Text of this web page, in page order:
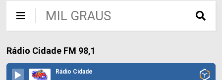
MIL GRAUS
Rádio Cidade FM 98,1
Rádio Cidade